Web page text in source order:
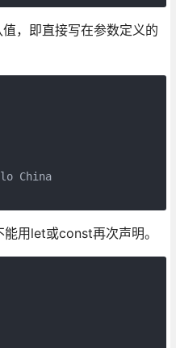
，即直接写在参数定义的
China
用let或const再次声明。